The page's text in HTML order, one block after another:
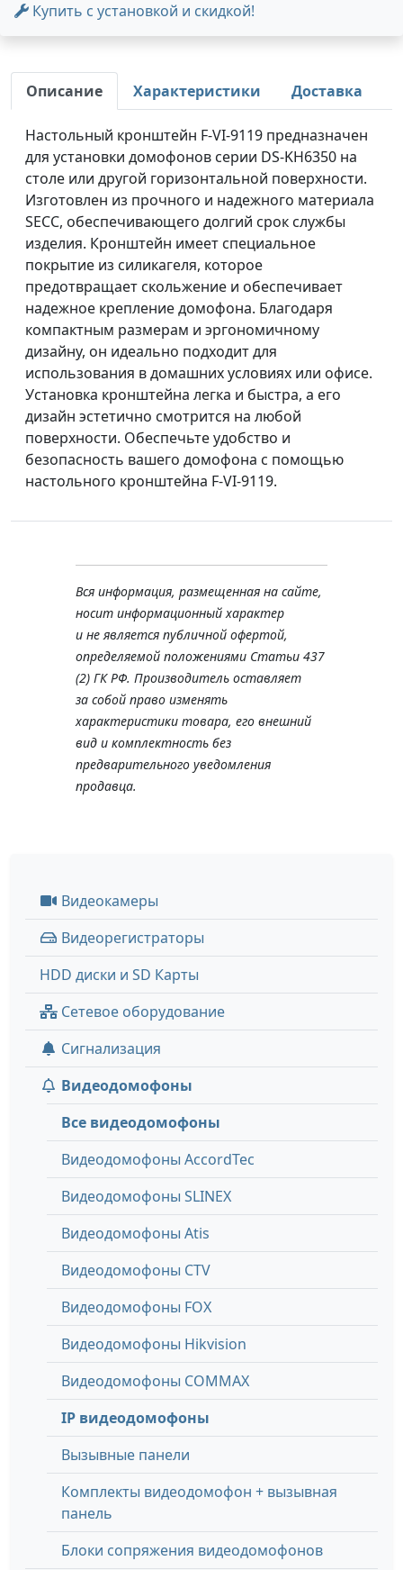
Купить с установкой и скидкой!
Описание Характеристики Доставка
Настольный кронштейн F-VI-9119 предназначен
для установки домофонов серии DS-KH6350 на
столе или другой горизонтальной поверхности.
Изготовлен из прочного и надежного материала
SECC, обеспечивающего долгий срок службы
изделия. Кронштейн имеет специальное
покрытие из силикагеля, которое
предотвращает скольжение и обеспечивает
надежное крепление домофона. Благодаря
компактным размерам и эргономичному
дизайну, он идеально подходит для
использования в домашних условиях или офисе.
Установка кронштейна легка и быстра, а его
дизайн эстетично смотрится на любой
поверхности. Обеспечьте удобство и
безопасность вашего домофона с помощью
настольного кронштейна F-VI-9119.
Вся информация, размещенная на сайте,
носит информационный характер
и не является публичной офертой,
определяемой положениями Статьи 437
(2) ГК РФ. Производитель оставляет
за собой право изменять
характеристики товара, его внешний
вид и комплектность без
предварительного уведомления
продавца.
Видеокамеры
Видеорегистраторы
HDD диски и SD Карты
Сетевое оборудование
Сигнализация
Видеодомофоны
Все видеодомофоны
Видеодомофоны AccordTec
Видеодомофоны SLINEX
Видеодомофоны Atis
Видеодомофоны CTV
Видеодомофоны FOX
Видеодомофоны Hikvision
Видеодомофоны COMMAX
IP видеодомофоны
Вызывные панели
Комплекты видеодомофон + вызывная
панель
Блоки сопряжения видеодомофонов